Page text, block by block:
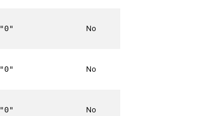
"0" No
"0" No
"0" No